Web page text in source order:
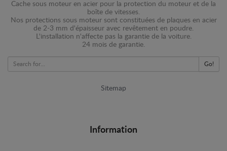
Cache sous moteur en acier pour la protection du moteur et de la
boîte de vitesses.
Nos protections sous moteur sont constituées de plaques en acier
de 2-3 mm d'épaisseur avec revêtement en poudre.
L'installation n'affecte pas la garantie de la voiture.
24 mois de garantie.
Go!
Sitemap
Information